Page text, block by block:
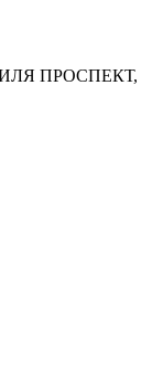
ПРОСПЕКТ,